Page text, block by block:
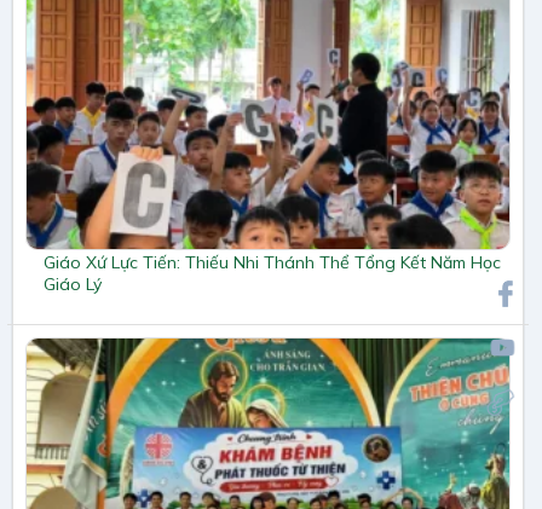
Giáo Xứ Lực Tiến: Thiếu Nhi Thánh Thể Tổng Kết Năm Học
Giáo Lý